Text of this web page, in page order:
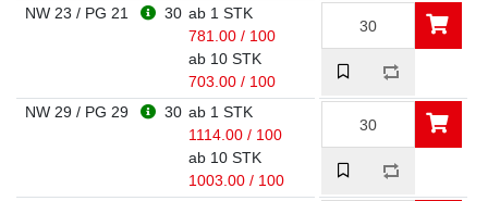
NW 23 / PG 21
30 ab 1 STK
781.00 / 100
ab 10 STK
703.00 / 100
NW 29 / PG 29
30 ab 1 STK
1114.00 / 100
ab 10 STK
1003.00 / 100